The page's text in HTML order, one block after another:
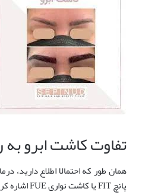
تفاوت کاشت ابرو
همان طور که احتمالا اطلاع
پانچ FIT یا کاشت نواری FUE اشاره کرد. نقطه ضعف این متدها، دشواری پروسه و ایجاد اسکار در نواحی اهدا و دریافت‌کننده‌ی فولیکول است.